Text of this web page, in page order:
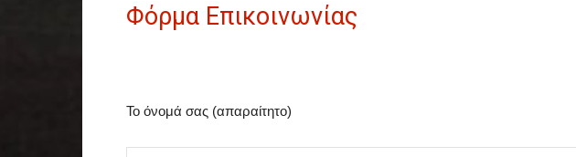
Φόρμα Επικοινωνίας
Το όνομά σας (απαραίτητο)